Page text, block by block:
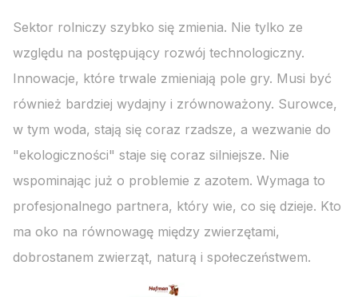
Sektor rolniczy szybko się zmienia. Nie tylko ze
względu na postępujący rozwój technologiczny.
Innowacje, które trwale zmieniają pole gry. Musi być
również bardziej wydajny i zrównoważony. Surowce,
w tym woda, stają się coraz rzadsze, a wezwanie do
"ekologiczności" staje się coraz silniejsze. Nie
wspominając już o problemie z azotem. Wymaga to
profesjonalnego partnera, który wie, co się dzieje. Kto
ma oko na równowagę między zwierzętami,
dobrostanem zwierząt, naturą i społeczeństwem.